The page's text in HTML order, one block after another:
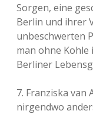
Sorgen, eine
Berlin und ihrer
unbeschwerten
man ohne Kohle
Berliner
7. Franziska van
nirgendwo